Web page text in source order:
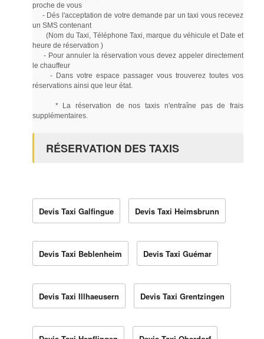
proche de vous
- Dés l'acceptation de votre demande par un taxi vous recevez
un SMS contenant
(Nom du Taxi, Téléphone Taxi, marque du véhicule et Date et
heure de réservation )
- Pour annuler la réservation vous devez appeler directement
le chauffeur
- Dans votre espace passager vous trouverez toutes vos
réservations ainsi que leur état.
* La réservation de nos taxis n'entraîne pas de frais
supplémentaires.
RÉSERVATION DES TAXIS
Devis Taxi Galfingue Devis Taxi Heimsbrunn
Devis Taxi Beblenheim Devis Taxi Guémar
Devis Taxi Illhaeusern Devis Taxi Grentzingen